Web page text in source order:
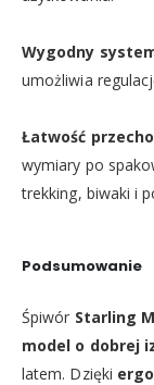
Wygodny
umożliwia
Łatwość
wymiary po
trekking, biwaki i
Podsumowanie
Śpiwór Starling
model o dobrej
latem. Dzięki